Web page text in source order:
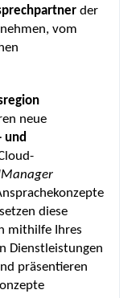
der
vom
neue
und
diese
mithilfe Ihres
Dienstleistungen
präsentieren